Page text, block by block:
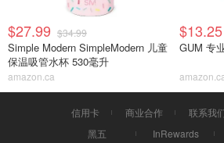
$27.99 $34.99
Simple Modern SimpleModern 儿童
保温吸管水杯 530毫升
amazon.ca
$13.25
GUM 专
信用卡 商业合作 联系我
黑五
InRewards